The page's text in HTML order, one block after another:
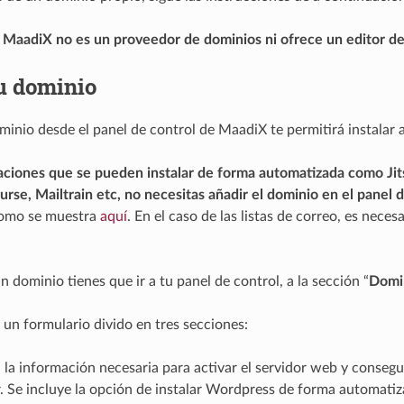
MaadiX no es un proveedor de dominios ni ofrece un editor
dominio
desde el panel de control de MaadiX te permitirá
que se pueden instalar de forma automatizada como
Mailtrain etc, no necesitas añadir el dominio en el panel
se muestra aquí. En el caso de las listas de correo, es
dominio tienes que ir a tu panel de control, a la sección “
un formulario divido en tres secciones:
información necesaria para activar el servidor web y
Se incluye la opción de instalar Wordpress de forma